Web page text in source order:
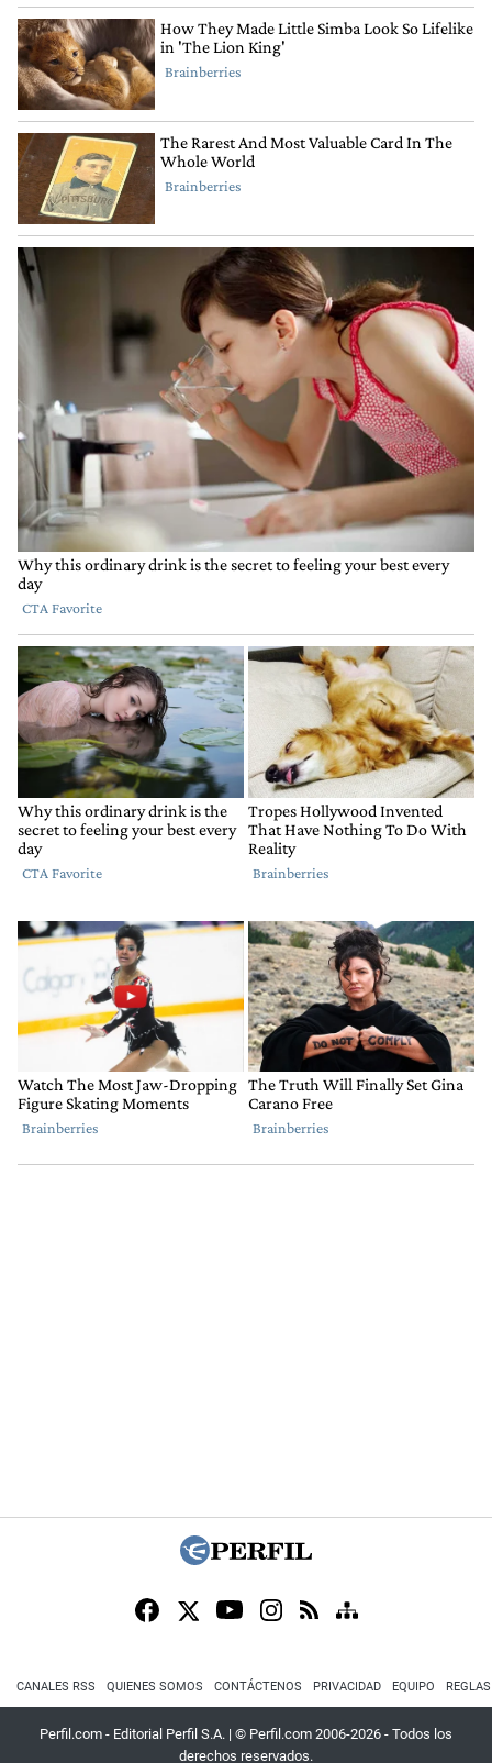
CANALES RSS QUIENES SOMOS CONTÁCTENOS PRIVACIDAD EQUIPO
Perfil.com - Editorial Perfil S.A. | © Perfil.com 2006-2026 - Todos los
derechos reservados.